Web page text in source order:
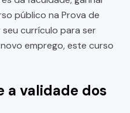
público na Prova de
currículo para ser
emprego, este curso
a validade dos